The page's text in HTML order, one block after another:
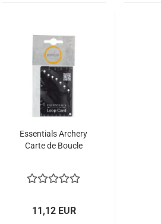
Essentials Archery
Carte de Boucle
11,12 EUR